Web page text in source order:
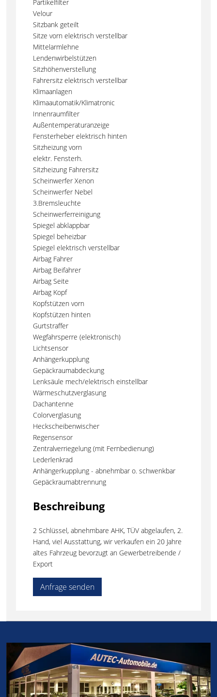
Partikelfilter
Velour
Sitzbank geteilt
Sitze vorn elektrisch verstellbar
Mittelarmlehne
Lendenwirbelstützen
Sitzhöhenverstellung
Fahrersitz elektrisch verstellbar
Klimaanlagen
Klimaautomatik/Klimatronic
Innenraumfilter
Außentemperaturanzeige
Fensterheber elektrisch hinten
Sitzheizung vorn
elektr. Fensterh.
Sitzheizung Fahrersitz
Scheinwerfer Xenon
Scheinwerfer Nebel
3.Bremsleuchte
Scheinwerferreinigung
Spiegel abklappbar
Spiegel beheizbar
Spiegel elektrisch verstellbar
Airbag Fahrer
Airbag Beifahrer
Airbag Seite
Airbag Kopf
Kopfstützen vorn
Kopfstützen hinten
Gurtstraffer
Wegfahrsperre (elektronisch)
Lichtsensor
Anhängerkupplung
Gepäckraumabdeckung
Lenksäule mech/elektrisch einstellbar
Wärmeschutzverglasung
Dachantenne
Colorverglasung
Heckscheibenwischer
Regensensor
Zentralverriegelung (mit Fernbedienung)
Lederlenkrad
Anhängerkupplung - abnehmbar o. schwenkbar
Gepäckraumabtrennung
Beschreibung
2 Schlüssel, abnehmbare AHK, TÜV abgelaufen, 2.
Hand, viel Ausstattung, wir verkaufen ein 20 Jahre
altes Fahrzeug bevorzugt an Gewerbetreibende /
Export
Anfrage senden